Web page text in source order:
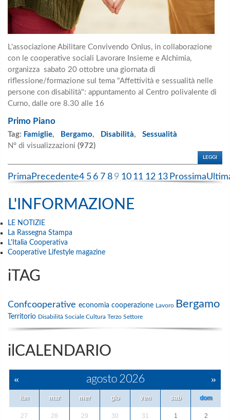
L'associazione Abilitare Convivendo Onlus, in collaborazione
con le cooperative sociali Lavorare Insieme e Alchimia,
organizza sabato 20 ottobre una giornata di
riflessione/formazione sul tema "Affettività e sessualità nelle
persone con disabilità": appuntamento al Centro polivalente di
Curno, dalle ore 8.30 alle 16
Primo Piano
Tag: Famiglie, Bergamo, Disabilità, Sessualità
N° di visualizzazioni (972)
LEGGI
Prima Precedente4 5 6 7 8 9 10 11 12 13 Prossima
L'INFORMAZIONE
LE NOTIZIE
La Rassegna Stampa
L'Italia Cooperativa
Cooperative Lifestyle magazine
iTAG
Confcooperative economia cooperazione Lavoro Bergamo
Territorio Disabilità Sociale Cultura Terzo Settore
ilCALENDARIO
« agosto 2026 »
lun mar mer gio ven sab dom
27 28 29 30 31 1 2